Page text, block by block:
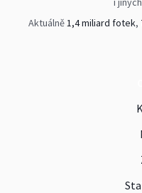
Aktuálně1,4 miliard fotek,